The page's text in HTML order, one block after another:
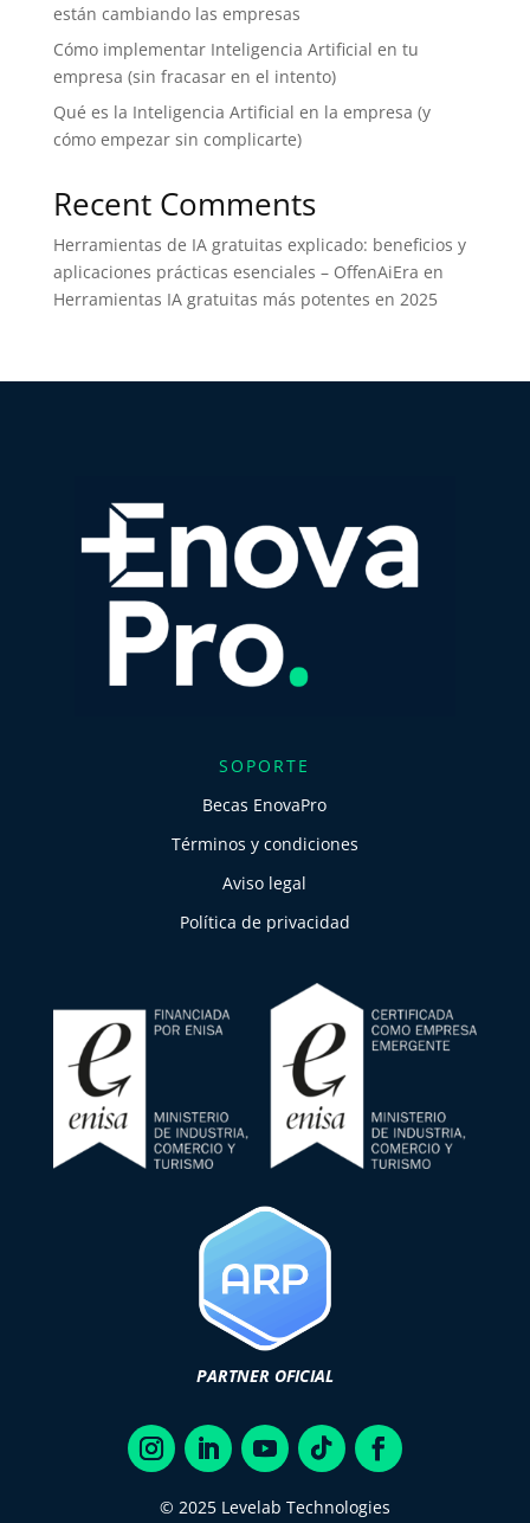
están cambiando las empresas
Cómo implementar Inteligencia Artificial en tu
empresa (sin fracasar en el intento)
Qué es la Inteligencia Artificial en la empresa (y
cómo empezar sin complicarte)
Recent Comments
Herramientas de IA gratuitas explicado: beneficios y
aplicaciones prácticas esenciales – OffenAiEra en
Herramientas IA gratuitas más potentes en 2025
SOPORTE
Becas EnovaPro
Términos y condiciones
Aviso legal
Política de privacidad
PARTNER OFICIAL
© 2025 Levelab Technologies